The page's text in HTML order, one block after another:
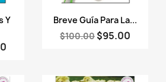
Y
Vista rápida
Breve Guía Para La...
$100.00 $95.00